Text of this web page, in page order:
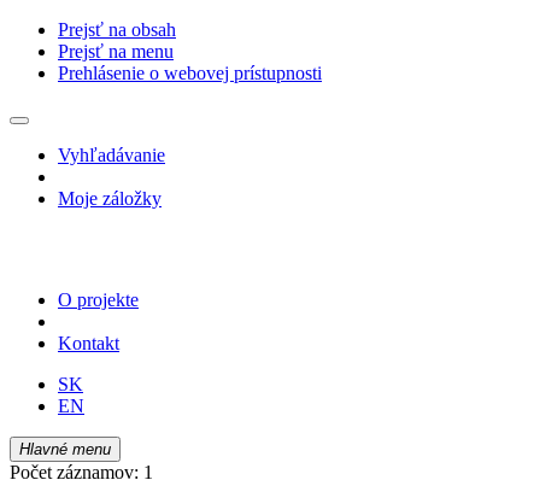
Prejsť na obsah
Prejsť na menu
Prehlásenie o webovej prístupnosti
Vyhľadávanie
Moje záložky
O projekte
Kontakt
SK
EN
Hlavné menu
Počet záznamov: 1